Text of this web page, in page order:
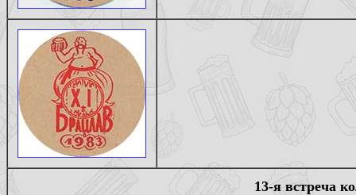
13-я встреча